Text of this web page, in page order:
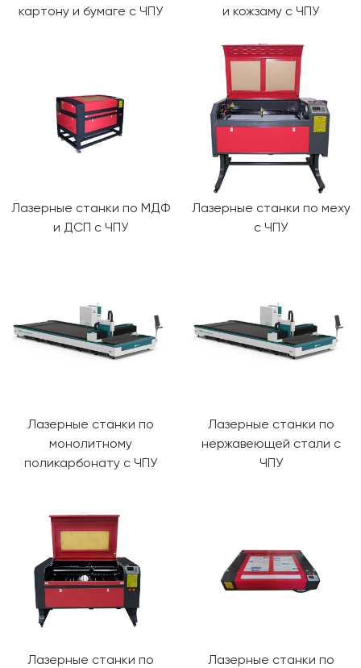
картону и бумаге с ЧПУ
и кожзаму с ЧПУ
Лазерные станки по МДФ
и ДСП с ЧПУ
Лазерные станки по меху
с ЧПУ
Лазерные станки по
монолитному
поликарбонату с ЧПУ
Лазерные станки по
нержавеющей стали с
ЧПУ
Лазерные станки по
Лазерные станки по